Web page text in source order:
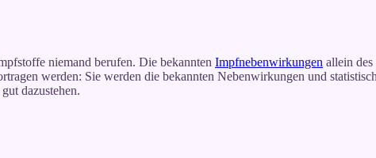
niemand berufen. Die bekannten Impfnebenwirkungen allein
werden: Sie werden die bekannten Nebenwirkungen und
dazustehen.